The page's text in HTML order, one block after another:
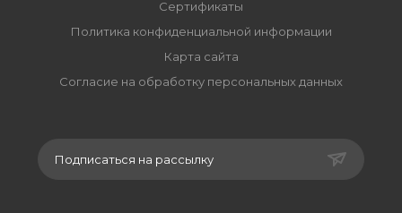
Сертификаты
Политика конфиденциальной информации
Карта сайта
Согласие на обработку персональных данных
Подписаться на рассылку